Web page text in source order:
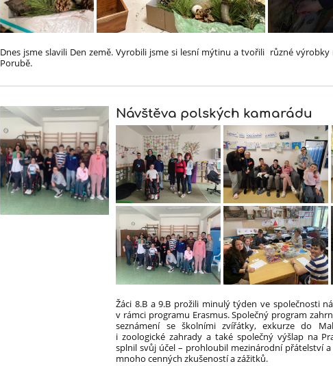
Dnes jsme slavili Den země. Vyrobili jsme si lesní mýtinu a tvořili různé
Porubě.
Návštěva polských kamarádu
Žáci 8.B a 9.B prožili minulý týden ve společnosti
v rámci programu Erasmus. Společný program
seznámení se školními zvířátky, exkurze do
i zoologické zahrady a také společný výšlap na
splnil svůj účel – prohloubil mezinárodní přátelství
mnoho cenných zkušeností a zážitků.